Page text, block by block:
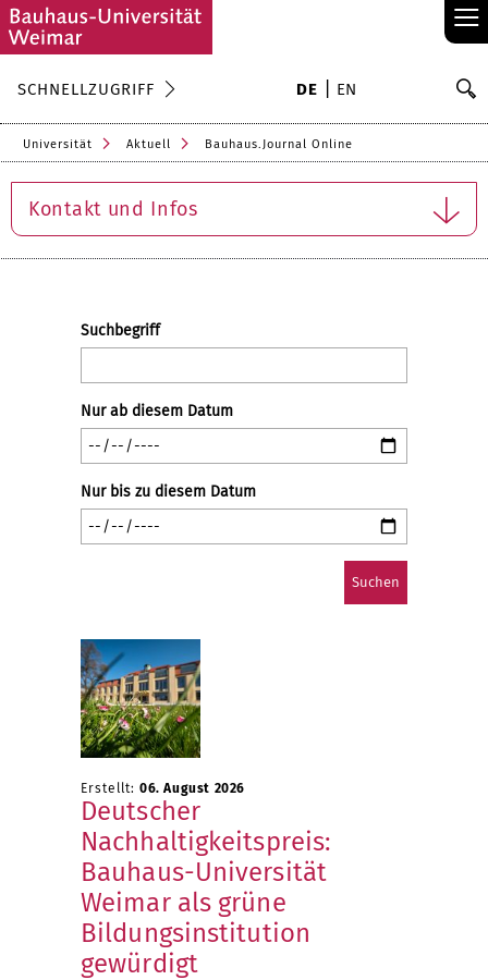
≡
SCHNELLZUGRIFF DE EN
Universität Aktuell Bauhaus.Journal Online
Kontakt und Infos
Suchbegriff
Nur ab diesem Datum
Nur bis zu diesem Datum
Erstellt: 06. August 2026
Deutscher
Nachhaltigkeitspreis:
Bauhaus-Universität
Weimar als grüne
Bildungsinstitution
gewürdigt